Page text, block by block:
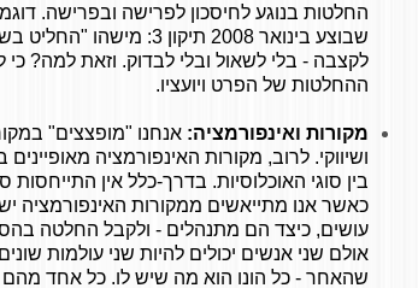
החלטות בנוגע לחיסכון לפרישה ובפרישה.
שבוצע בינואר 2008 תיקון
לקצבה - בלי לשאול ובלי לבדוק. וזאת למה? כי
ההחלטות של הפרט ויועציו.
מקורות ואינפורמציה: אנחנו "מופצצים"
ושיווקי. לרוב, מקורות האינפורמציה
בין סוגי האוכלוסיות. בדרך-כלל אין
כאשר אנו מתייאשים ממקורות האינפורמציה
עושים, כיצד הם מתנהלים - ולקבל החלטה
אולם שני אנשים יכולים להיות שני עולמות
שהאחר - כל הונו הוא מה שיש לו. כל אחד מהם